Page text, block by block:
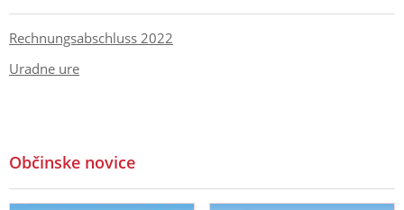
Rechnungsabschluss 2022
Uradne ure
Občinske novice